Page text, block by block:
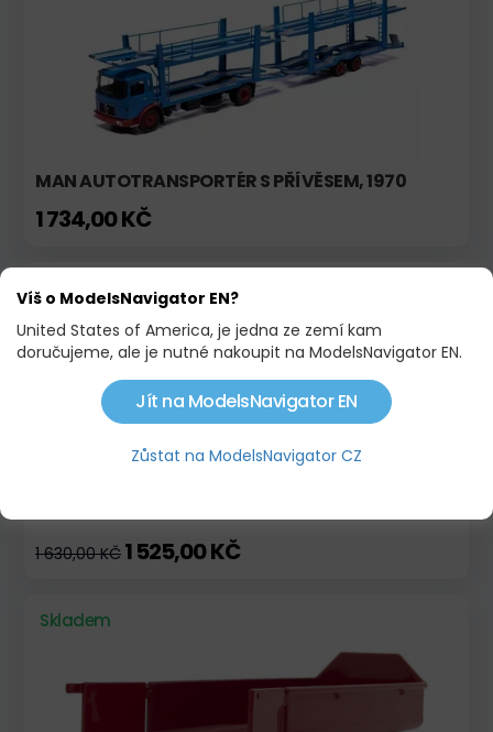
MAN AUTOTRANSPORTÉR S PŘÍVĚSEM, 1970
1 734,00 KČ
Skladem
TATRA 815 S3 BÍLÁ BARVA
1 630,00 KČ 1 525,00 KČ
Skladem
Víš o ModelsNavigator EN?
United States of America, je jedna ze zemí kam
doručujeme, ale je nutné nakoupit na ModelsNavigator EN.
Jít na ModelsNavigator EN
Zůstat na ModelsNavigator CZ